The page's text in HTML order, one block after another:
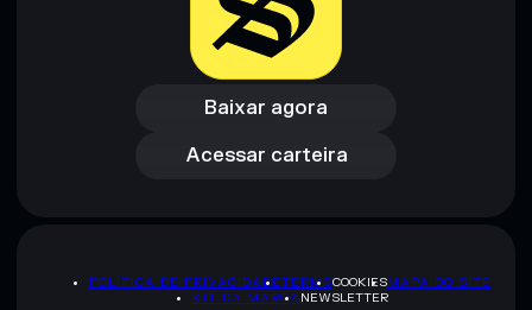
Baixar agora
Baixar agora
Acessar carteira
Acessar carteira
POLÍTICA DE PRIVACIDADETERMSCOOKIESMAPA DO SITE
KIT DA MARCA NEWSLETTER